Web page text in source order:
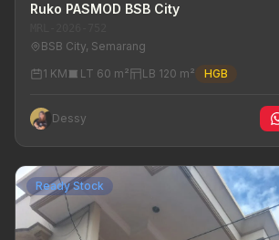
Ruko PASMOD BSB City
BSB City, Semarang
1 KM
LT 60 m² LB 120 m² HGB
Dessy
Ready Stock